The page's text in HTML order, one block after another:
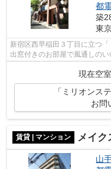
都
築
東
新宿区西早稲田３丁目に立つ
出窓付きのお部屋で風通しの
うれしいポイント☆
現在空
「ミリオンス
お問
賃貸 | マンション メイク
山